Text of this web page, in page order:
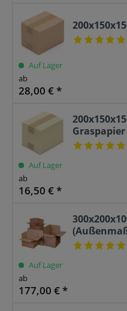
Auf Lager
ab
28,00 € *
Graspapier
Auf Lager
ab
16,50 € *
Auf Lager
ab
177,00 € *